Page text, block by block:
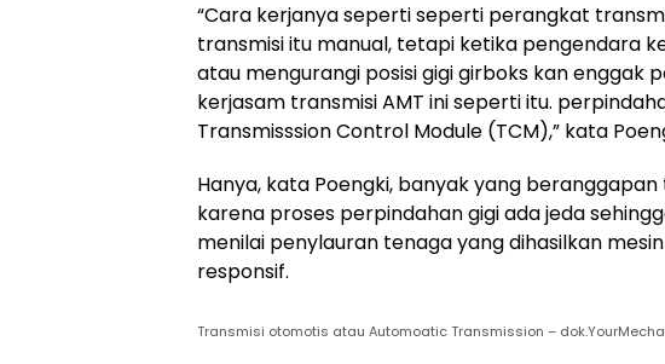
“Cara kerjanya seperti seperti perangkat
transmisi itu manual, tetapi ketika pengendara
atau mengurangi posisi gigi girboks kan enggak
kerjasam transmisi AMT ini seperti itu.
Transmisssion Control Module (TCM),” kata
Hanya, kata Poengki, banyak yang
karena proses perpindahan gigi ada jeda
menilai penylauran tenaga yang dihasilkan
responsif.
Transmisi otomotis atau Automoatic Transmission –